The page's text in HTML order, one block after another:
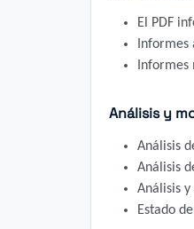
El PDF
Análisis y
Análisis
Análisis
Análisis
Estado